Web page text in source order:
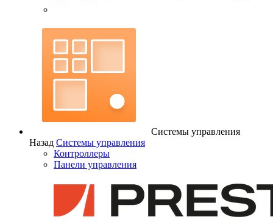
Системы управления
Назад Системы управления
Контроллеры
Панели управления